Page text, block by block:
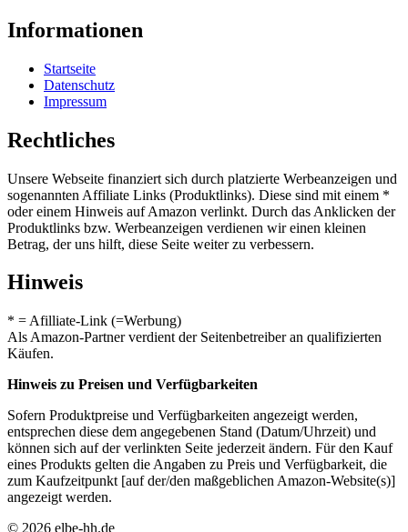
Informationen
Startseite
Datenschutz
Impressum
Rechtliches
Unsere Webseite finanziert sich durch platzierte Werbeanzeigen und
sogenannten Affiliate Links (Produktlinks). Diese sind mit einem *
oder einem Hinweis auf Amazon verlinkt. Durch das Anklicken der
Produktlinks bzw. Werbeanzeigen verdienen wir einen kleinen
Betrag, der uns hilft, diese Seite weiter zu verbessern.
Hinweis
* = Afilliate-Link (=Werbung)
Als Amazon-Partner verdient der Seitenbetreiber an qualifizierten
Käufen.
Hinweis zu Preisen und Verfügbarkeiten
Sofern Produktpreise und Verfügbarkeiten angezeigt werden,
entsprechen diese dem angegebenen Stand (Datum/Uhrzeit) und
können sich auf der verlinkten Seite jederzeit ändern. Für den Kauf
eines Produkts gelten die Angaben zu Preis und Verfügbarkeit, die
zum Kaufzeitpunkt [auf der/den maßgeblichen Amazon-Website(s)]
angezeigt werden.
© 2026 elbe-hh.de